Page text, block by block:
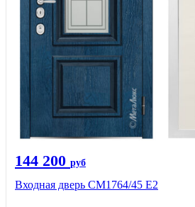
144 200 руб
Входная дверь СМ1764/45 Е2